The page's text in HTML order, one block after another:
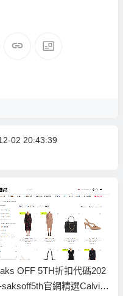
02 20:43:39
OFF 5TH折扣代碼202
saksoff5th官網精選Calvin